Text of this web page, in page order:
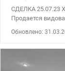
СДЕЛКА 25.07.23
Продается
холодильник,
Обновлено: